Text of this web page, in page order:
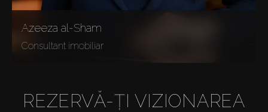
Azeeza al-Sham
Consultant imobiliar
REZERVĂ-ȚI VIZIONAREA